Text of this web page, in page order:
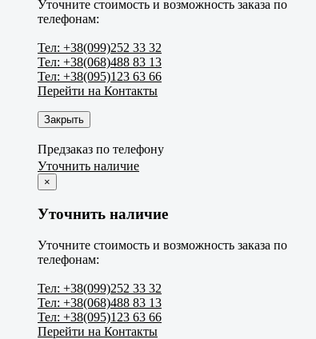
Уточните стоимость и возможность заказа по
телефонам:
Тел: +38(099)252 33 32
Тел: +38(068)488 83 13
Тел: +38(095)123 63 66
Перейти на Контакты
Закрыть
Предзаказ по телефону
Уточнить наличие
×
Уточнить наличие
Уточните стоимость и возможность заказа по
телефонам:
Тел: +38(099)252 33 32
Тел: +38(068)488 83 13
Тел: +38(095)123 63 66
Перейти на Контакты